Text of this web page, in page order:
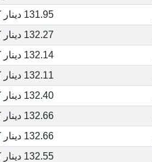
131.95 دينار كويتي
132.27 دينار كويتي
132.14 دينار كويتي
132.11 دينار كويتي
132.40 دينار كويتي
132.66 دينار كويتي
132.66 دينار كويتي
132.55 دينار كويتي